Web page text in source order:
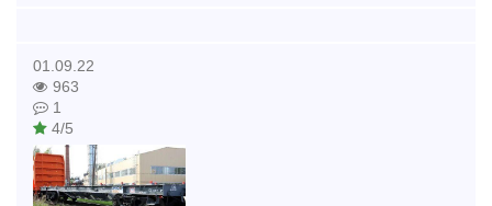
01.09.22
963
1
4/5